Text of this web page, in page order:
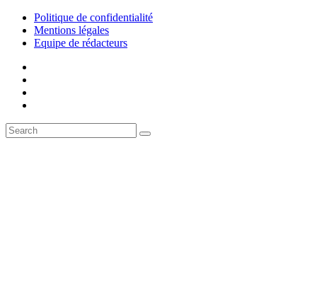
Politique de confidentialité
Mentions légales
Equipe de rédacteurs